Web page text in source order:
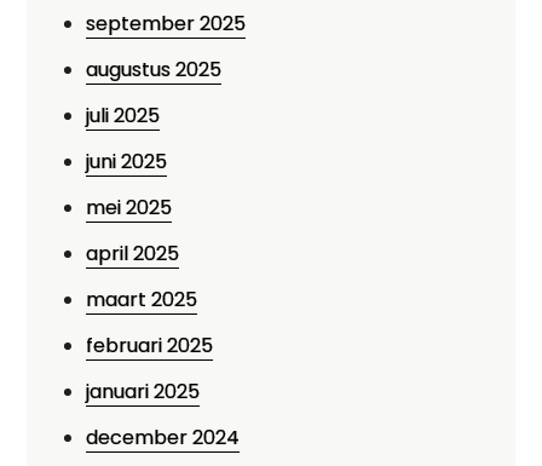
september 2025
augustus 2025
juli 2025
juni 2025
mei 2025
april 2025
maart 2025
februari 2025
januari 2025
december 2024